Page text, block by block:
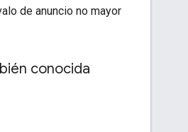
de anuncio no mayor
conocida